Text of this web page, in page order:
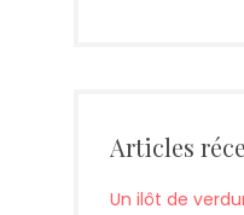
Articles
Un ilôt de